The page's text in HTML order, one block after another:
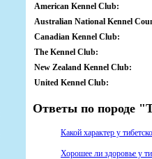
American Kennel Club:
Australian National Kennel
Canadian Kennel Club:
The Kennel Club:
New Zealand Kennel Club:
United Kennel Club:
Ответы по породе
Какой характер у
Хорошее ли здоровье у